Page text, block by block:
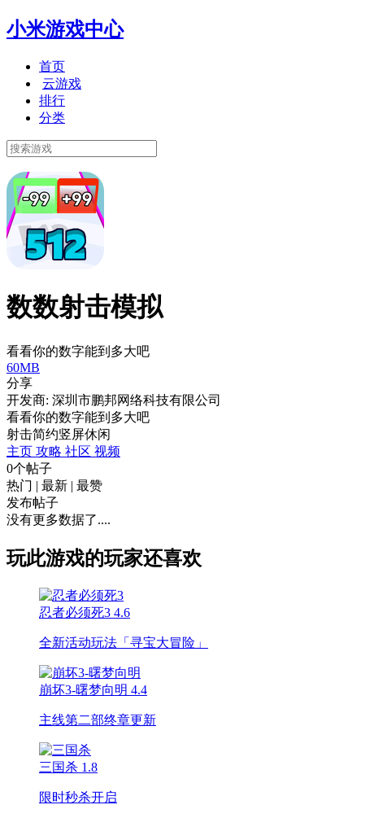
小米游戏中心
首页
云游戏
排行
分类
数数射击模拟
看看你的数字能到多大吧
60MB
分享
开发商: 深圳市鹏邦网络科技有限公司
看看你的数字能到多大吧
射击简约竖屏休闲
主页 攻略 社区 视频
0个帖子
热门 | 最新 | 最赞
发布帖子
没有更多数据了....
玩此游戏的玩家还喜欢
忍者必须死3 4.6
全新活动玩法「寻宝大冒险」
崩坏3-曙梦向明 4.4
主线第二部终章更新
三国杀 1.8
限时秒杀开启